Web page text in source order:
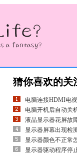
猜你喜欢的关
电脑连接HDMI电
电脑开机后自动关
液晶显示器花屏故
显示器屏幕出现检
显示器颜色不正常
显示器驱动程序停